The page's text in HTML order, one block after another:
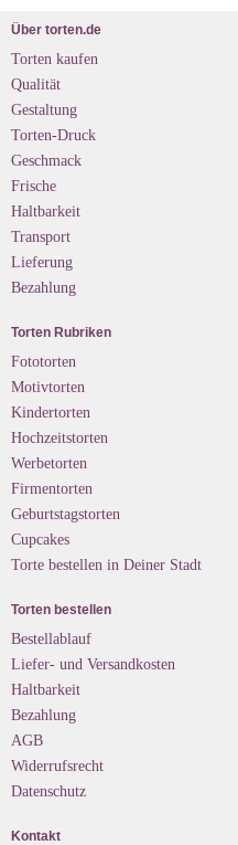
Über torten.de
Torten kaufen
Qualität
Gestaltung
Torten-Druck
Geschmack
Frische
Haltbarkeit
Transport
Lieferung
Bezahlung
Torten Rubriken
Fototorten
Motivtorten
Kindertorten
Hochzeitstorten
Werbetorten
Firmentorten
Geburtstagstorten
Cupcakes
Torte bestellen in Deiner Stadt
Torten bestellen
Bestellablauf
Liefer- und Versandkosten
Haltbarkeit
Bezahlung
AGB
Widerrufsrecht
Datenschutz
Kontakt